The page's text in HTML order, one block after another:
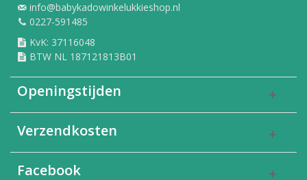
info@babykadowinkelukkieshop.nl
0227-591485
KvK: 37116048
BTW NL 187121813B01
Openingstijden
Verzendkosten
Facebook